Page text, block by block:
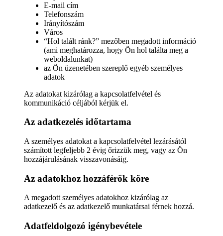
E-mail cím
Telefonszám
Irányítószám
Város
“Hol talált ránk?” mezőben megadott információ
(ami meghatározza, hogy Ön hol találta meg a
weboldalunkat)
az Ön üzenetében szereplő egyéb személyes
adatok
Az adatokat kizárólag a kapcsolatfelvétel és
kommunikáció céljából kérjük el.
Az adatkezelés időtartama
A személyes adatokat a kapcsolatfelvétel lezárásától
számított legfeljebb 2 évig őrizzük meg, vagy az Ön
hozzájárulásának visszavonásáig.
Az adatokhoz hozzáférők köre
A megadott személyes adatokhoz kizárólag az
adatkezelő és az adatkezelő munkatársai férnek hozzá.
Adatfeldolgozó igénybevétele